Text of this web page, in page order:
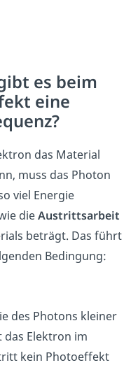
es beim
eine
das Material
muss das Photon
viel Energie
dieAustrittsarbeit
beträgt. Das führt
Bedingung:
des Photons kleiner
das Elektron im
kein Photoeffekt